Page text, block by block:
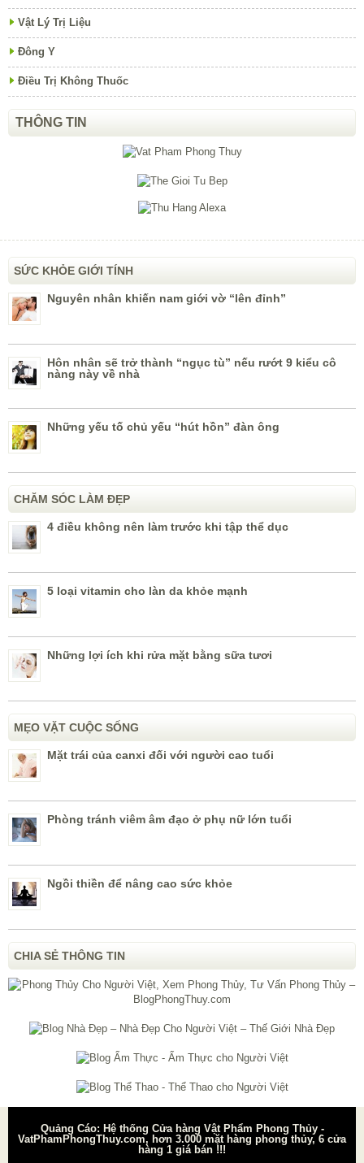
Vật Lý Trị Liệu
Đông Y
Điều Trị Không Thuốc
THÔNG TIN
SỨC KHỎE GIỚI TÍNH
Nguyên nhân khiến nam giới vờ “lên đỉnh”
Hôn nhân sẽ trở thành “ngục tù” nếu rướt 9 kiểu cô
nàng này về nhà
Những yếu tố chủ yếu “hút hồn” đàn ông
CHĂM SÓC LÀM ĐẸP
4 điều không nên làm trước khi tập thể dục
5 loại vitamin cho làn da khỏe mạnh
Những lợi ích khi rửa mặt bằng sữa tươi
MẸO VẶT CUỘC SỐNG
Mặt trái của canxi đối với người cao tuổi
Phòng tránh viêm âm đạo ở phụ nữ lớn tuổi
Ngồi thiền để nâng cao sức khỏe
CHIA SẺ THÔNG TIN
Quảng Cáo: Hệ thống Cửa hàng Vật Phẩm Phong Thủy -
VatPhamPhongThuy.com, hơn 3.000 mặt hàng phong thủy, 6 cửa
hàng 1 giá bán !!!